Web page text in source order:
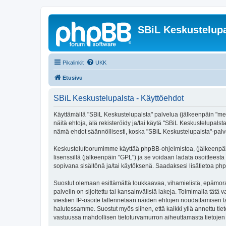
SBiL
Pikalinkit UKK
Etusivu
SBiL Keskustelupalsta - Käyttöehdot
Käyttämällä "SBiL Keskustelupalsta" palvelua (jälkeenpäin
näitä ehtoja, älä rekisteröidy ja/tai käytä "SBiL
nämä ehdot säännöllisesti, koska "SBiL Keskustelupalsta"-
Keskustelufoorumimme käyttää phpBB-ohjelmistoa,
lisenssillä (jälkeenpäin "GPL") ja se voidaan ladata osoitteesta
sopivana sisältönä ja/tai käytöksenä. Saadaksesi lisätietoa
Suostut olemaan esittämättä loukkaavaa, vihamielistä,
palvelin on sijoitettu tai kansainvälisiä lakeja. Toimimalla tätä
viestien IP-osoite tallennetaan näiden ehtojen noudattamisen
halutessamme. Suostut myös siihen, että kaikki yllä annettu
vastuussa mahdollisen tietoturvamurron aiheuttamasta